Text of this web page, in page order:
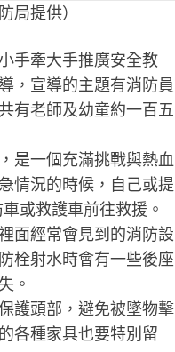
提供）
手牽大手推廣安全教
，宣導的主題有消防員
有老師及幼童約一百五
是一個充滿挑戰與熱血
情況的時候，自己或提
或救護車前往救援。
面經常會見到的消防設
栓射水時會有一些後座
。
護頭部，避免被墜物擊
各種家具也要特別留